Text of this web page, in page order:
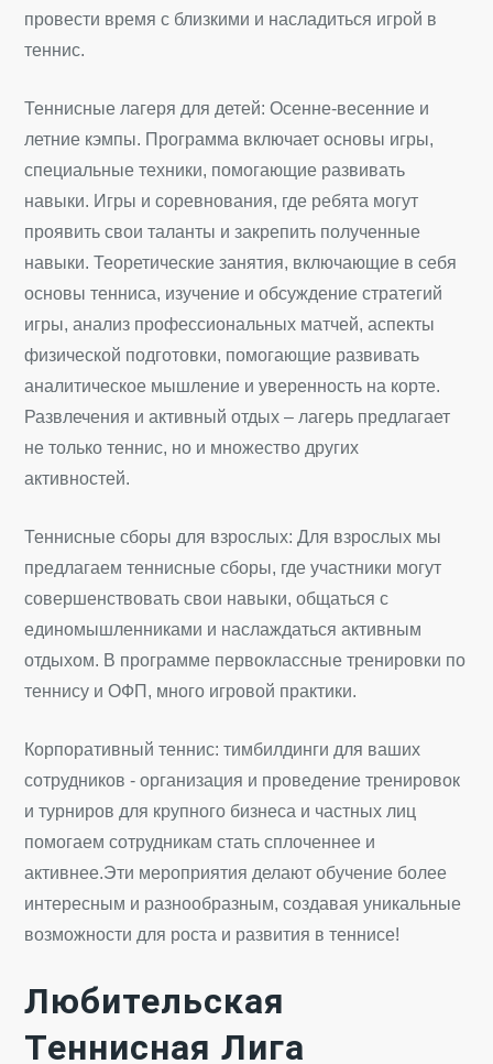
провести время с близкими и насладиться игрой в
теннис.
Теннисные лагеря для детей: Осенне-весенние и
летние кэмпы. Программа включает основы игры,
специальные техники, помогающие развивать
навыки. Игры и соревнования, где ребята могут
проявить свои таланты и закрепить полученные
навыки. Теоретические занятия, включающие в себя
основы тенниса, изучение и обсуждение стратегий
игры, анализ профессиональных матчей, аспекты
физической подготовки, помогающие развивать
аналитическое мышление и уверенность на корте.
Развлечения и активный отдых – лагерь предлагает
не только теннис, но и множество других
активностей.
Теннисные сборы для взрослых: Для взрослых мы
предлагаем теннисные сборы, где участники могут
совершенствовать свои навыки, общаться с
единомышленниками и наслаждаться активным
отдыхом. В программе первоклассные тренировки по
теннису и ОФП, много игровой практики.
Корпоративный теннис: тимбилдинги для ваших
сотрудников - организация и проведение тренировок
и турниров для крупного бизнеса и частных лиц
помогаем сотрудникам стать сплоченнее и
активнее.Эти мероприятия делают обучение более
интересным и разнообразным, создавая уникальные
возможности для роста и развития в теннисе!
Любительская
Теннисная Лига